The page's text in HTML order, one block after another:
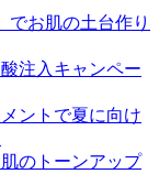
お肌の土台作り
注入キャンペー
ントで夏に向け
のトーンアップ